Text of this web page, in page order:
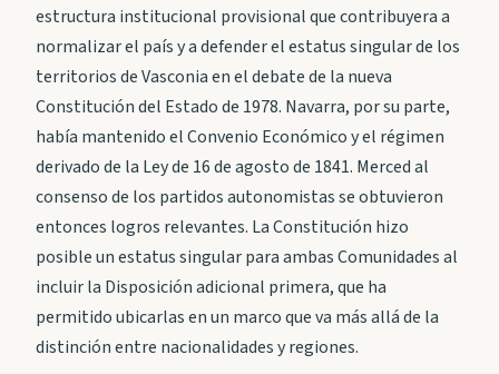
estructura institucional provisional que contribuyera a
normalizar el país y a defender el estatus singular de los
territorios de Vasconia en el debate de la nueva
Constitución del Estado de 1978. Navarra, por su parte,
había mantenido el Convenio Económico y el régimen
derivado de la Ley de 16 de agosto de 1841. Merced al
consenso de los partidos autonomistas se obtuvieron
entonces logros relevantes. La Constitución hizo
posible un estatus singular para ambas Comunidades al
incluir la Disposición adicional primera, que ha
permitido ubicarlas en un marco que va más allá de la
distinción entre nacionalidades y regiones.